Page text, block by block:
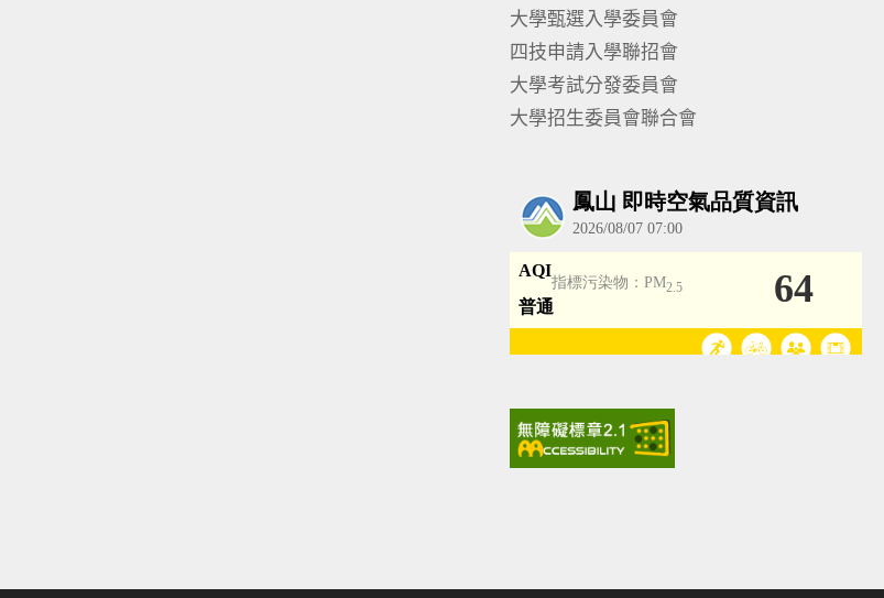
大學甄選入學委員會
四技申請入學聯招會
大學考試分發委員會
大學招生委員會聯合會